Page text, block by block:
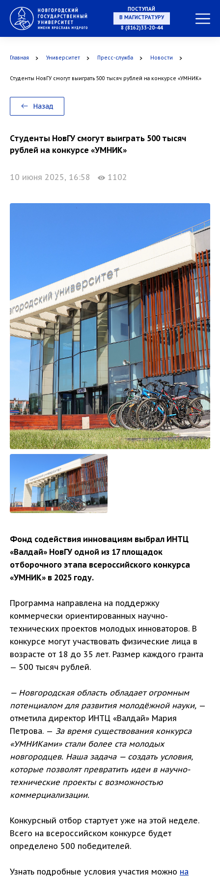
ПОСТУПАЙ
В МАГИСТРАТУРУ
8 (8162)33-20-44
Главная Университет Пресс-служба Новости
Студенты НовГУ смогут выиграть 500 тысяч рублей на конкурсе «УМНИК»
Назад
Студенты НовГУ смогут выиграть 500 тысяч
рублей на конкурсе «УМНИК»
10 июня 2025, 16:58 1102
Фонд содействия инновациям выбрал ИНТЦ
«Валдай» НовГУ одной из 17 площадок
отборочного этапа всероссийского конкурса
«УМНИК» в 2025 году.
Программа направлена на поддержку
коммерчески ориентированных научно-
технических проектов молодых инноваторов. В
конкурсе могут участвовать физические лица в
возрасте от 18 до 35 лет. Размер каждого гранта
— 500 тысяч рублей.
— Новгородская область обладает огромным
потенциалом для развития молодёжной науки, —
отметила директор ИНТЦ «Валдай» Мария
Петрова. — За время существования конкурса
«УМНИКами» стали более ста молодых
новгородцев. Наша задача — создать условия,
которые позволят превратить идеи в научно-
технические проекты с возможностью
коммерциализации.
Конкурсный отбор стартует уже на этой неделе.
Всего на всероссийском конкурсе будет
определено 500 победителей.
Узнать подробные условия участия можно на